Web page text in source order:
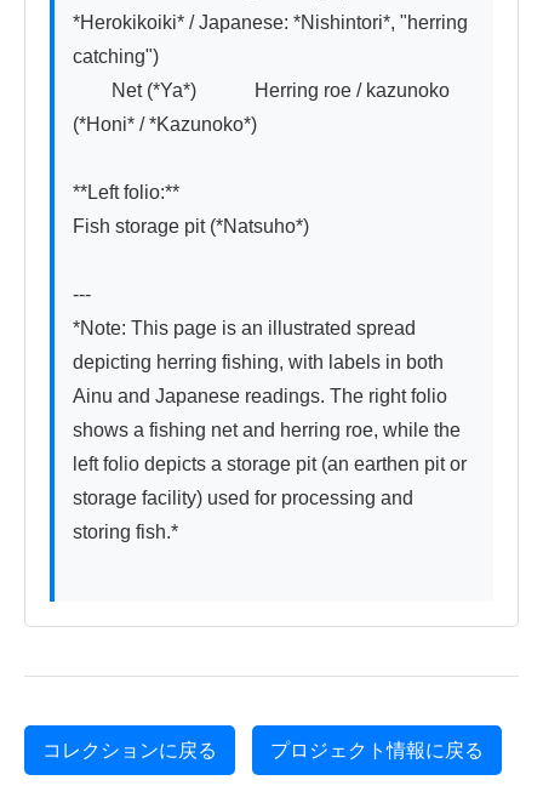
*Herokikoiki* / Japanese: *Nishintori*, "herring
catching")
Net (*Ya*)　　　Herring roe / kazunoko
(*Honi* / *Kazunoko*)
**Left folio:**
Fish storage pit (*Natsuho*)
---
*Note: This page is an illustrated spread
depicting herring fishing, with labels in both
Ainu and Japanese readings. The right folio
shows a fishing net and herring roe, while the
left folio depicts a storage pit (an earthen pit or
storage facility) used for processing and
storing fish.*
コレクションに戻る プロジェクト情報に戻る